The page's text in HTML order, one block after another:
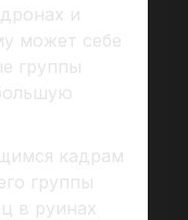
и
может себе
группы
кадрам
группы
в руинах